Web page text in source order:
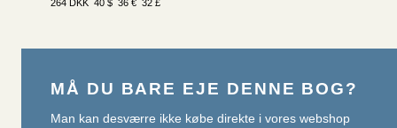
264 DKK 40 $ 36 € 32 £
MÅ DU BARE EJE DENNE BOG?
Man kan desværre ikke købe direkte i vores webshop